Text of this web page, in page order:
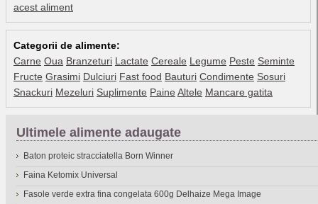
acest aliment
Categorii de alimente:
Carne Oua Branzeturi Lactate Cereale Legume Peste Seminte
Fructe Grasimi Dulciuri Fast food Bauturi Condimente Sosuri
Snackuri Mezeluri Suplimente Paine Altele Mancare gatita
Ultimele alimente adaugate
Baton proteic stracciatella Born Winner
Faina Ketomix Universal
Fasole verde extra fina congelata 600g Delhaize Mega Image